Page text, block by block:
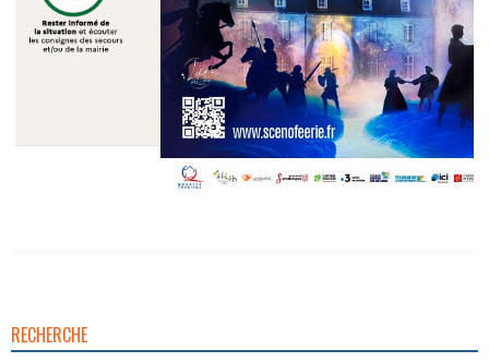
RECHERCHE